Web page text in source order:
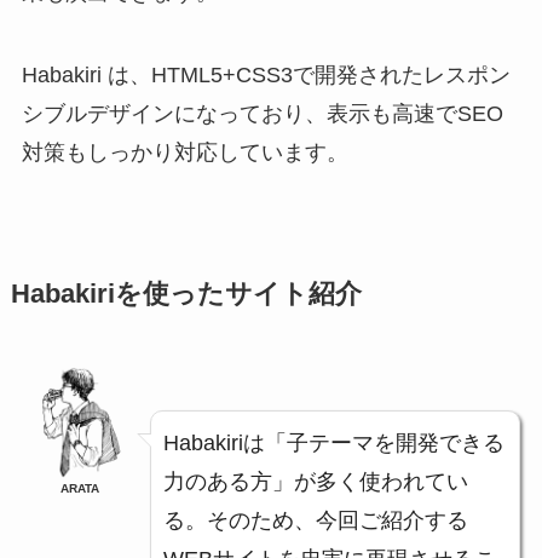
Habakiri は、HTML5+CSS3で開発されたレスポン
シブルデザインになっており、表示も高速でSEO
対策もしっかり対応しています。
Habakiriを使ったサイト紹介
ARATA
Habakiriは「子テーマを開発できる
力のある方」が多く使われてい
る。そのため、今回ご紹介する